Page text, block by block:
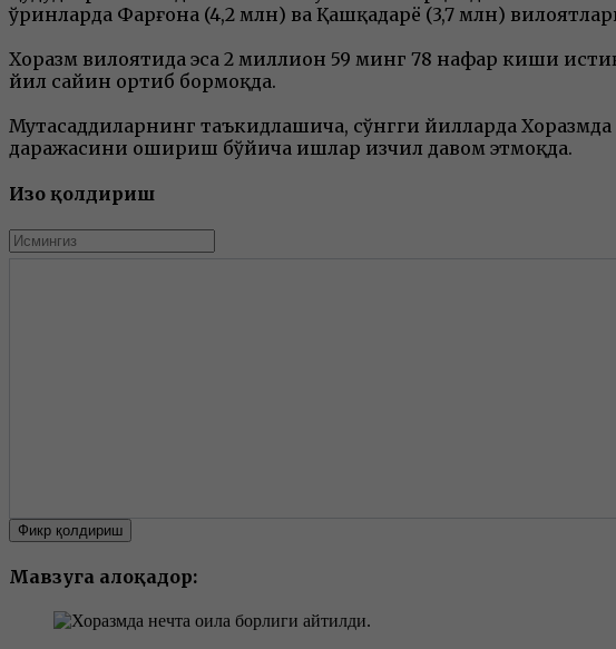
ўринларда Фарғона (4,2 млн) ва Қашқадарё (3,7 млн)
Хоразм вилоятида эса 2 миллион 59 минг 78 нафар киши
йил сайин ортиб бормоқда.
Мутасаддиларнинг таъкидлашича, сўнгги йилларда
даражасини ошириш бўйича ишлар изчил давом этмоқда.
Изоҳ қолдириш
Фикр қолдириш
Мавзуга алоқадор: